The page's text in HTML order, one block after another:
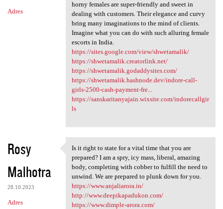
Adres
horny females are super-friendly and sweet in
dealing with customers. Their elegance and curvy
bring many imaginations to the mind of clients.
Imagine what you can do with such alluring female
escorts in India.
https://sites.google.com/view/shwetamalik/
https://shwetamalik.creatorlink.net/
https://shwetamalik.godaddysites.com/
https://shwetamalik.hashnode.dev/indore-call-
girls-2500-cash-payment-fre...
https://sanskaritanyajain.wixsite.com/indorecallgir
ls
Rosy
Malhotra
28.10.2023
Adres
Is it right to state for a
Is it right to state for a vital time that you are
prepared? I am a spry, icy mass, liberal, amazing
body, completing with cobber to fulfill the need to
unwind. We are prepared to plunk down for you.
https://www.anjaliarora.in/
http://www.deepikapadukon.com/
https://www.dimple-arora.com/